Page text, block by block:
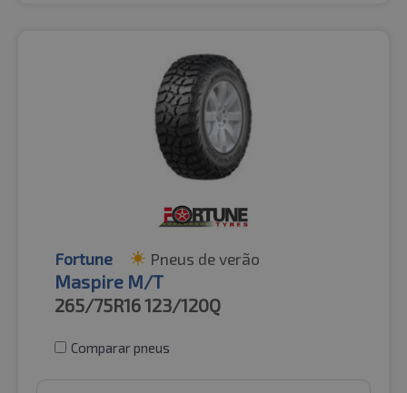
Fortune Pneus de verão
Maspire M/T
265/75R16123/120Q
Comparar pneus